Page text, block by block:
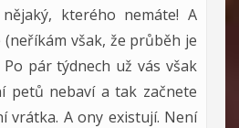
kterého nemáte! A
však, že průběh je
pár týdnech už vás však
petů nebaví a tak začnete
vrátka. A ony existují. Není